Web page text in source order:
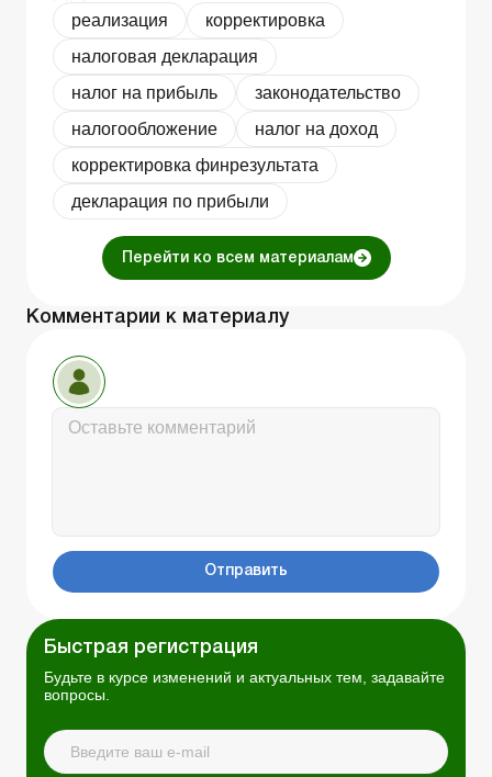
реализация
корректировка
налоговая декларация
налог на прибыль
законодательство
налогообложение
налог на доход
корректировка финрезультата
декларация по прибыли
Перейти ко всем материалам
Комментарии к материалу
Отправить
Быстрая регистрация
Будьте в курсе изменений и актуальных тем, задавайте
вопросы.